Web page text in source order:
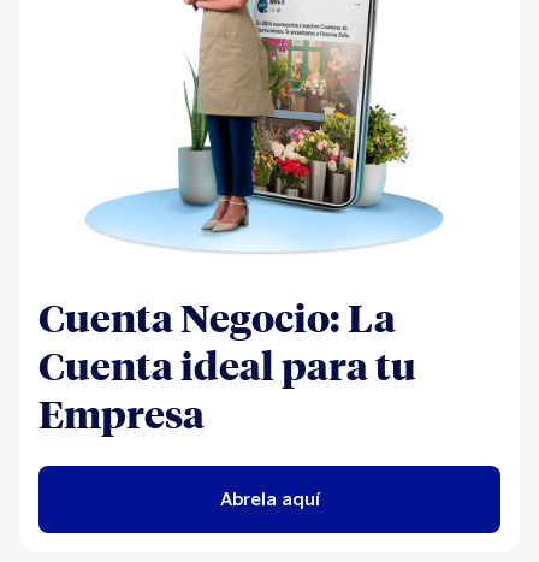
Cuenta Negocio: La
Cuenta ideal para tu
Empresa
Abrela aquí